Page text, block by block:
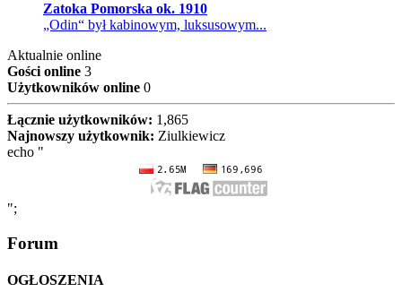
Zatoka Pomorska ok. 1910
„Odin“ był kabinowym, luksusowym...
Aktualnie online
Gości online 3
Użytkowników online 0
Łącznie użytkowników: 1,865
Najnowszy użytkownik: Ziulkiewicz
echo "
";
Forum
OGŁOSZENIA